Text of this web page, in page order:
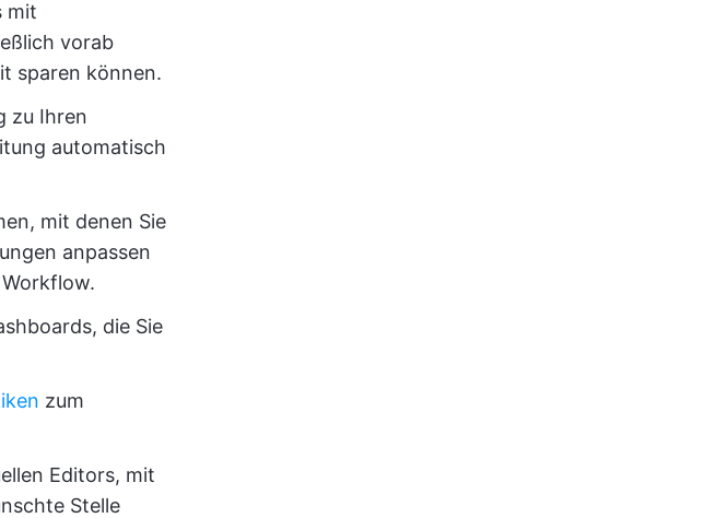
mit
vorab
sparen können.
zu Ihren
automatisch
mit denen Sie
anpassen
die Sie
zum
Editors, mit
Stelle